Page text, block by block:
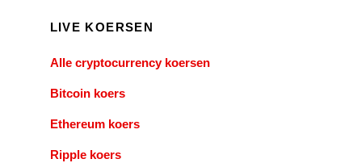
LIVE KOERSEN
Alle cryptocurrency koersen
Bitcoin koers
Ethereum koers
Ripple koers